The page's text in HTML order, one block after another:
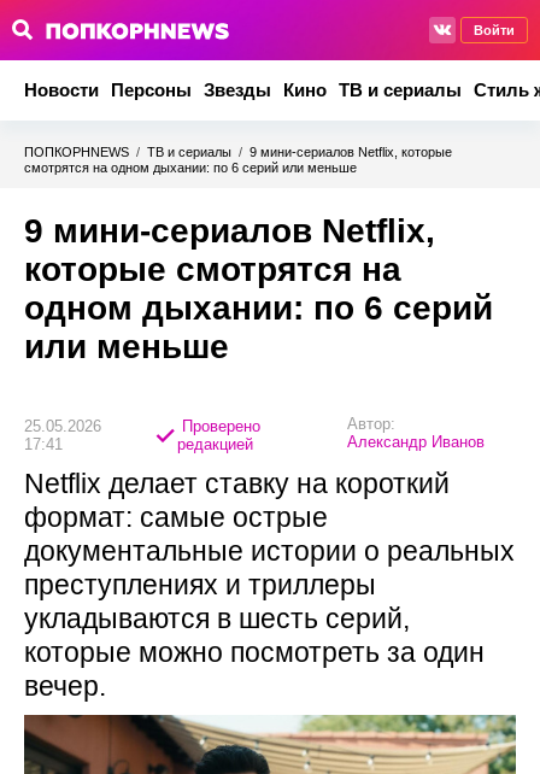
Войти
Новости Персоны Звезды Кино ТВ и сериалы Стиль
ПОПКОРНNEWS / ТВ и сериалы / 9 мини-сериалов Netflix, которые
смотрятся на одном дыхании: по 6 серий или меньше
9 мини-сериалов Netflix,
которые смотрятся на
одном дыхании: по 6 серий
или меньше
25.05.2026
17:41
Проверено
редакцией
Автор:
Александр Иванов
Netflix делает ставку на короткий
формат: самые острые
документальные истории о реальных
преступлениях и триллеры
укладываются в шесть серий,
которые можно посмотреть за один
вечер.